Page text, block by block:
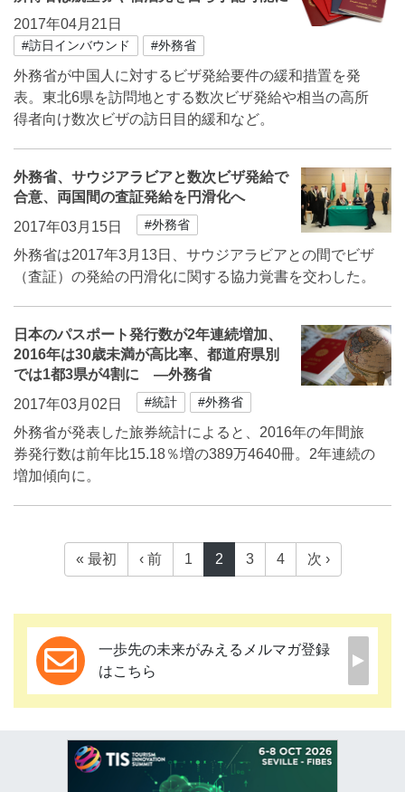
2017年04月21日
#訪日インバウンド #外務省
外務省が中国人に対するビザ発給要件の緩和措置を発
表。東北6県を訪問地とする数次ビザ発給や相当の高所
得者向け数次ビザの訪日目的緩和など。
外務省、サウジアラビアと数次ビザ発給で
合意、両国間の査証発給を円滑化へ
2017年03月15日
#外務省
外務省は2017年3月13日、サウジアラビアとの間でビザ
（査証）の発給の円滑化に関する協力覚書を交わした。
日本のパスポート発行数が2年連続増加、
2016年は30歳未満が高比率、都道府県別
では1都3県が4割に ―外務省
2017年03月02日
#統計 #外務省
外務省が発表した旅券統計によると、2016年の年間旅
券発行数は前年比15.18％増の389万4640冊。2年連続の
増加傾向に。
« 最初 ‹ 前 1 2 3 4 次 ›
一歩先の未来がみえるメルマガ登録
はこちら